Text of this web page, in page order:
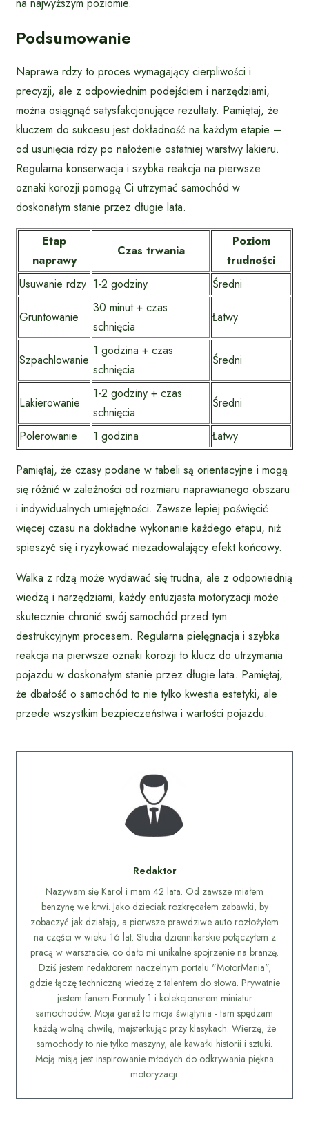
Podsumowanie
Naprawa rdzy to proces wymagający cierpliwości i
precyzji, ale z odpowiednim podejściem i narzędziami,
można osiągnąć satysfakcjonujące rezultaty. Pamiętaj, że
kluczem do sukcesu jest dokładność na każdym etapie –
od usunięcia rdzy po nałożenie ostatniej warstwy lakieru.
Regularna konserwacja i szybka reakcja na pierwsze
oznaki korozji pomogą Ci utrzymać samochód w
doskonałym stanie przez długie lata.
Etap
naprawy
Czas trwania
Poziom
trudności
Usuwanie rdzy 1-2 godziny Średni
Gruntowanie
30 minut + czas
schnięcia
Łatwy
Szpachlowanie
1 godzina + czas
schnięcia
Średni
Lakierowanie
1-2 godziny + czas
schnięcia
Średni
Polerowanie 1 godzina Łatwy
Pamiętaj, że czasy podane w tabeli są orientacyjne i mogą
się różnić w zależności od rozmiaru naprawianego obszaru
i indywidualnych umiejętności. Zawsze lepiej poświęcić
więcej czasu na dokładne wykonanie każdego etapu, niż
spieszyć się i ryzykować niezadowalający efekt końcowy.
Walka z rdzą może wydawać się trudna, ale z odpowiednią
wiedzą i narzędziami, każdy entuzjasta motoryzacji może
skutecznie chronić swój samochód przed tym
destrukcyjnym procesem. Regularna pielęgnacja i szybka
reakcja na pierwsze oznaki korozji to klucz do utrzymania
pojazdu w doskonałym stanie przez długie lata. Pamiętaj,
że dbałość o samochód to nie tylko kwestia estetyki, ale
przede wszystkim bezpieczeństwa i wartości pojazdu.
Redaktor
Nazywam się Karol i mam 42 lata. Od zawsze miałem
benzynę we krwi. Jako dzieciak rozkręcałem zabawki, by
zobaczyć jak działają, a pierwsze prawdziwe auto rozłożyłem
na części w wieku 16 lat. Studia dziennikarskie połączyłem z
pracą w warsztacie, co dało mi unikalne spojrzenie na branżę.
Dziś jestem redaktorem naczelnym portalu "MotorMania",
gdzie łączę techniczną wiedzę z talentem do słowa. Prywatnie
jestem fanem Formuły 1 i kolekcjonerem miniatur
samochodów. Moja garaż to moja świątynia - tam spędzam
każdą wolną chwilę, majsterkując przy klasykach. Wierzę, że
samochody to nie tylko maszyny, ale kawałki historii i sztuki.
Moją misją jest inspirowanie młodych do odkrywania piękna
motoryzacji.